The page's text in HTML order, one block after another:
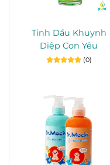
Tinh Dầu Khuynh
Diệp Con Yêu
(0)